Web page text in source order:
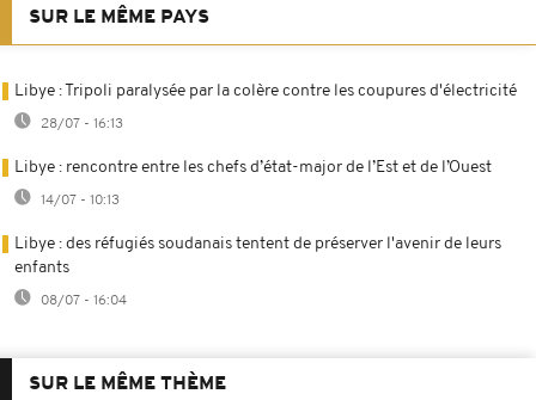
SUR LE MÊME PAYS
Libye : Tripoli paralysée par la colère contre les coupures d'électricité
28/07 - 16:13
Libye : rencontre entre les chefs d’état-major de l’Est et de l’Ouest
14/07 - 10:13
Libye : des réfugiés soudanais tentent de préserver l'avenir de leurs
enfants
08/07 - 16:04
SUR LE MÊME THÈME